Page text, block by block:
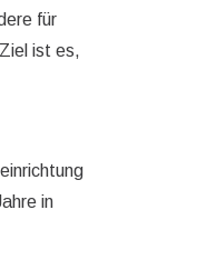
für
ist es,
in